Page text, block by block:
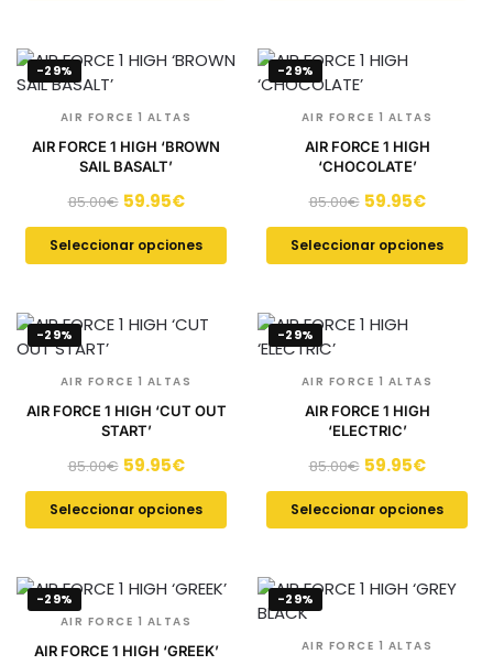
-29%
AIR FORCE 1 ALTAS
AIR FORCE 1 HIGH ‘BROWN
SAIL BASALT’
85.00€ 59.95€
Seleccionar opciones
-29%
AIR FORCE 1 ALTAS
AIR FORCE 1 HIGH
‘CHOCOLATE’
85.00€ 59.95€
Seleccionar opciones
-29%
AIR FORCE 1 ALTAS
AIR FORCE 1 HIGH ‘CUT OUT
START’
85.00€ 59.95€
Seleccionar opciones
-29%
AIR FORCE 1 ALTAS
AIR FORCE 1 HIGH
‘ELECTRIC’
85.00€ 59.95€
Seleccionar opciones
-29%
AIR FORCE 1 ALTAS
AIR FORCE 1 HIGH ‘GREEK’
-29%
AIR FORCE 1 ALTAS